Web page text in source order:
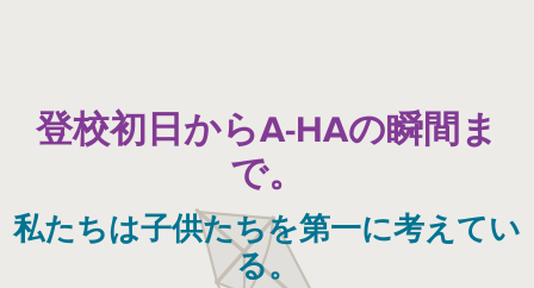
登校初日からA-HAの瞬間ま
で。
私たちは子供たちを第一に考えてい
る。